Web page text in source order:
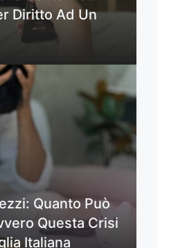
Diritto Ad Un
Quanto Può
Questa Crisi
Italiana